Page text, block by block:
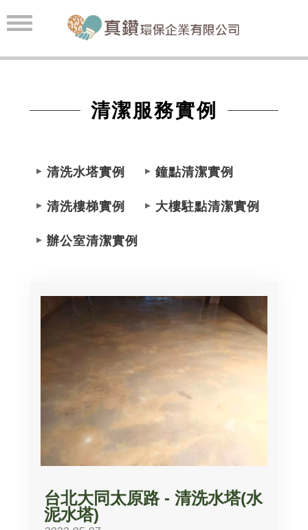
清潔服務實例
清洗水塔實例 鐘點清潔實例
清洗樓梯實例 大樓駐點清潔實例
辦公室清潔實例
台北大同太原路 - 清洗水塔(水
泥水塔)